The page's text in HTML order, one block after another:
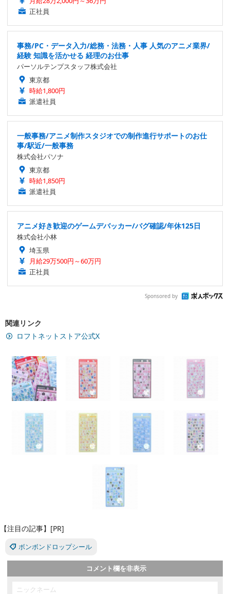
正社員
事務/PC・データ入力/総務・法務・人事 人気のアニメ業界/
経験 知識を活かせる 経理のお仕事
パーソルテンプスタッフ株式会社
東京都
時給1,800円
派遣社員
一般事務/アニメ制作スタジオでの制作進行サポートのお仕
事/駅近/一般事務
株式会社パソナ
東京都
時給1,850円
派遣社員
アニメ好き歓迎のゲームデバッカー/バグ確認/年休125日
株式会社小林
埼玉県
月給29万500円～60万円
正社員
Sponsored by
関連リンク
ロフトネットストア公式X
【注目の記事】[PR]
ボンボンドロップシール
コメント欄を非表示